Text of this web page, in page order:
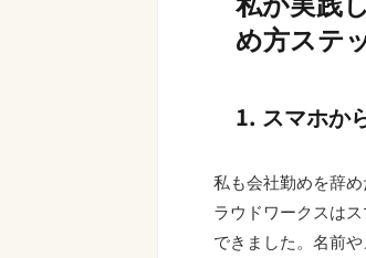
め方ステ
1. スマホか
私も会社勤めを辞
ラウドワークスは
できました。名前